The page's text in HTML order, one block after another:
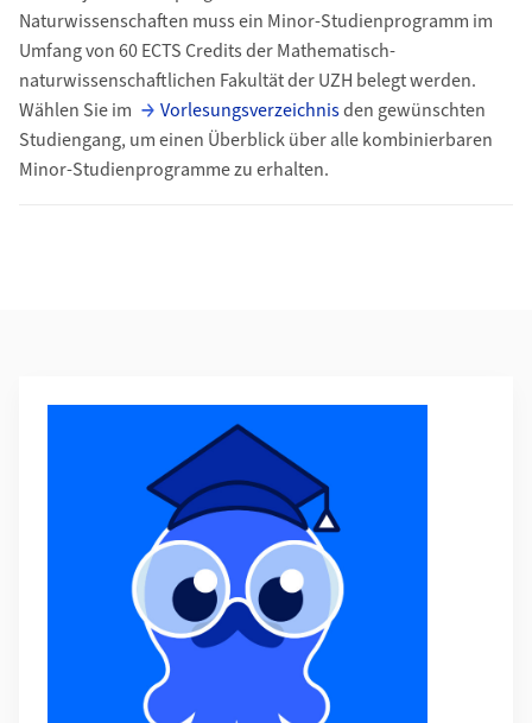
Naturwissenschaften muss ein Minor-Studienprogramm im
Umfang von 60 ECTS Credits der Mathematisch-
naturwissenschaftlichen Fakultät der UZH belegt werden.
Wählen Sie im
Vorlesungsverzeichnisden gewünschten
Studiengang, um einen Überblick über alle kombinierbaren
Minor-Studienprogramme zu erhalten.